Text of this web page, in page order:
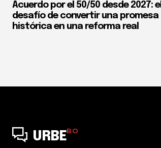
Acuerdo por el 50/50 desde 2027: el
desafío de convertir una promesa
histórica en una reforma real
URBEBO